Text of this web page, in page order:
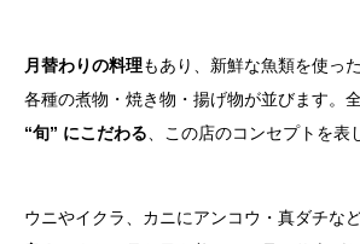
月替わりの料理もあり、新鮮な魚類を使っ
各種の煮物・焼き物・揚げ物が並びます。
“旬” にこだわる 、この店のコンセプトを表
ウニやイクラ、カニにアンコウ・真ダチな